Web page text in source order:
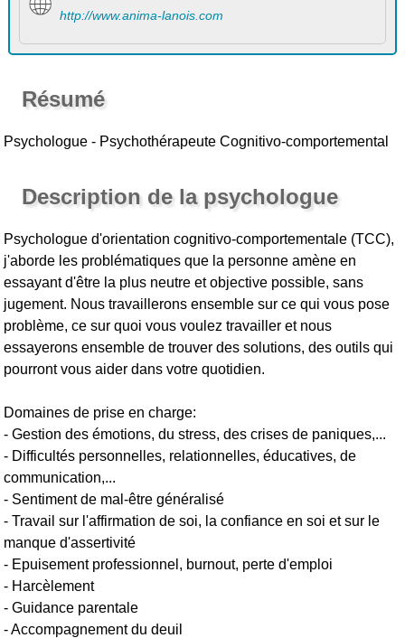
http://www.anima-lanois.com
Résumé
Psychologue - Psychothérapeute Cognitivo-comportemental
Description de la psychologue
Psychologue d'orientation cognitivo-comportementale (TCC),
j'aborde les problématiques que la personne amène en
essayant d'être la plus neutre et objective possible, sans
jugement. Nous travaillerons ensemble sur ce qui vous pose
problème, ce sur quoi vous voulez travailler et nous
essayerons ensemble de trouver des solutions, des outils qui
pourront vous aider dans votre quotidien.
Domaines de prise en charge:
- Gestion des émotions, du stress, des crises de paniques,...
- Difficultés personnelles, relationnelles, éducatives, de
communication,...
- Sentiment de mal-être généralisé
- Travail sur l'affirmation de soi, la confiance en soi et sur le
manque d'assertivité
- Epuisement professionnel, burnout, perte d'emploi
- Harcèlement
- Guidance parentale
- Accompagnement du deuil